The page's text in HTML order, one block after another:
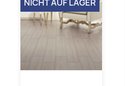
NICHT AUF LAGER